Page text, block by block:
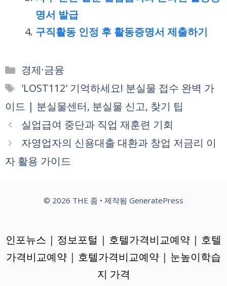
명서 발급
구직활동 인정 후 활동증명서 제출하기
카
테
리
경제·금융
태
그
'LOST112' 기억하세요! 분실물 접수 완벽 가
이드 | 분실물센터, 분실물 신고, 찾기 팁
실업급여 중단과 직업 재훈련 기회
자영업자의 신용대출 대환과 창업 저금리 이
자 활용 가이드
© 2026 THE 줌 • 제작됨 GeneratePress
인포뉴스 | 정보포털 | 호텔가격비교예약 | 호텔
가격비교예약 | 호텔가격비교예약 | 눈높이학습
지 가격